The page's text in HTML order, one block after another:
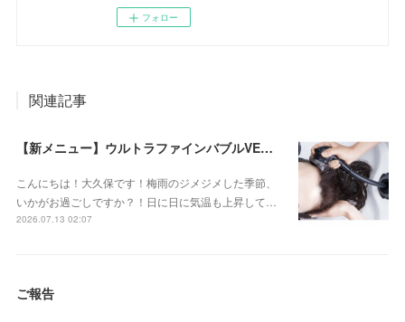
フォロー
関連記事
【新メニュー】ウルトラファインバブルVEENA始めました！
こんにちは！大久保です！梅雨のジメジメした季節、
いかがお過ごしですか？！日に日に気温も上昇して…
2026.07.13 02:07
ご報告